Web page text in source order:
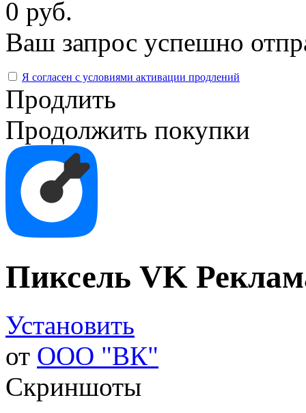
0 руб.
Ваш запрос успешно
Я согласен с условиями активации продлений
Продлить
Продолжить покупки
Пиксель VK
Установить
от ООО "ВК"
Скриншоты